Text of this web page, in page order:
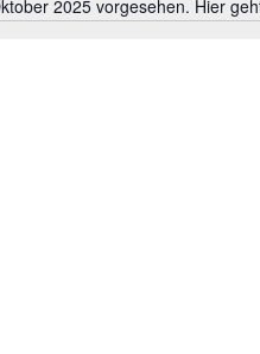
2025 vorgesehen. Hier